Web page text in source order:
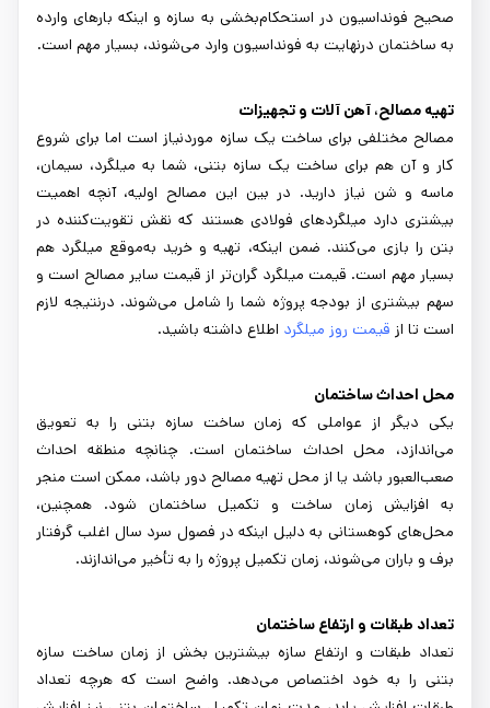
صحیح فونداسیون در استحکام‌بخشی به سازه و اینکه بارهای وارده
به ساختمان درنهایت به فونداسیون وارد می‌شوند، بسیار مهم است.
تهیه مصالح، آهن آلات و تجهیزات
مصالح مختلفی برای ساخت یک سازه موردنیاز است اما برای شروع
کار و آن هم برای ساخت یک سازه بتنی، شما به میلگرد، سیمان،
ماسه و شن نیاز دارید. در بین این مصالح اولیه، آنچه اهمیت
بیشتری دارد میلگردهای فولادی هستند که نقش تقویت‌کننده در
بتن را بازی می‌کنند. ضمن اینکه، تهیه و خرید به‌موقع میلگرد هم
بسیار مهم است. قیمت میلگرد گران‌تر از قیمت سایر مصالح است و
سهم بیشتری از بودجه پروژه شما را شامل می‌شوند. درنتیجه لازم
است تا از قیمت روز میلگرد اطلاع داشته باشید.
محل احداث ساختمان
یکی دیگر از عواملی که زمان ساخت سازه بتنی را به تعویق
می‌اندازد، محل احداث ساختمان است. چنانچه منطقه احداث
صعب‌العبور باشد یا از محل تهیه مصالح دور باشد، ممکن است منجر
به افزایش زمان ساخت و تکمیل ساختمان شود. همچنین،
محل‌های کوهستانی به دلیل اینکه در فصول سرد سال اغلب گرفتار
برف و باران می‌شوند، زمان تکمیل پروژه را به تأخیر می‌اندازند.
تعداد طبقات و ارتفاع ساختمان
تعداد طبقات و ارتفاع سازه بیشترین بخش از زمان ساخت سازه
بتنی را به خود اختصاص می‌دهد. واضح است که هرچه تعداد